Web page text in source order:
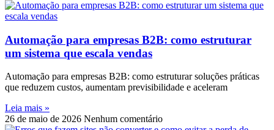
Automação para empresas B2B: como estruturar
um sistema que escala vendas
Automação para empresas B2B: como estruturar soluções práticas
que reduzem custos, aumentam previsibilidade e aceleram
Leia mais »
26 de maio de 2026 Nenhum comentário